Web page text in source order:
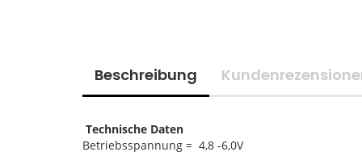
Beschreibung
Technische Daten
Betriebsspannung = 4,8 -6,0V